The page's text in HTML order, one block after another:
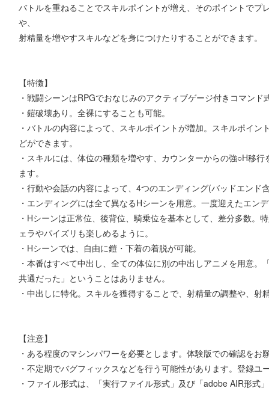
バトルを重ねることでスキルポイントが増え、そのポイントでプ
や、
射精量を増やすスキルなどを身につけたりすることができます。
【特徴】
・戦闘シーンはRPGでおなじみのアクティブゲージ付きコマンド
・鎧破壊あり。全裸にすることも可能。
・バトルの内容によって、スキルポイントが増加。スキルポイ
どができます。
・スキルには、体位の種類を増やす、カウンターからの強○H移
ます。
・行動や会話の内容によって、4つのエンディング(バッドエンド
・エンディングには全て異なるHシーンを用意。一度迎えたエン
・Hシーンは正常位、後背位、騎乗位を基本として、差分多数。
ェラやパイズリも楽しめるように。
・Hシーンでは、自由に鎧・下着の着脱が可能。
・本番はすべて中出し、全ての体位に別の中出しアニメを用意
共通だった」ということはありません。
・中出しに特化。スキルを獲得することで、射精量の調整や、射
【注意】
・ある程度のマシンパワーを必要とします。体験版での確認をお
・不定期でバグフィックスなどを行う可能性があります。登録ユ
・ファイル形式は、「実行ファイル形式」及び「adobe AIR形式